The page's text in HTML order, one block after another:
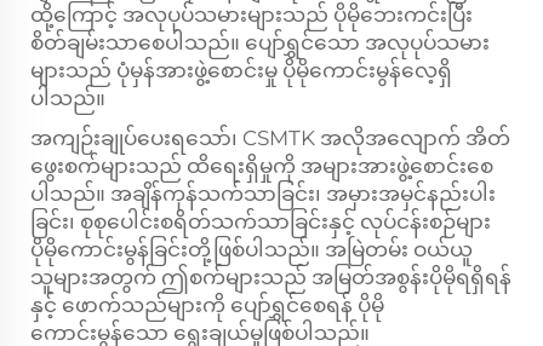
ထို့ကြောင့် အလုပုပ်သမားများသည် ပိုမိုဘေးကင်းပြီး
စိတ်ချမ်းသာစေပါသည်။ ပျော်ရွှင်သော အလုပုပ်သမား
များသည် ပုံမှန်အားဖွဲ့စောင်းမှု ပိုမိုကောင်းမွန်လေ့ရှိ
ပါသည်။
အကျဉ်းချုပ်ပေးရသော်၊ CSMTK အလိုအလျောက် အိတ်
ဖွေးစက်များသည် ထိရေးရှိမှုကို အများအားဖွဲ့စောင်းစေ
ပါသည်။ အချိန်ကုန်သက်သာခြင်း၊ အမှားအမှင်နည်းပါး
ခြင်း၊ စုစုပေါင်းစရိတ်သက်သာခြင်းနှင့် လုပ်ငန်းစဉ်များ
ပိုမိုကောင်းမွန်ခြင်းတို့ဖြစ်ပါသည်။ အမြဲတမ်း ဝယ်ယူ
သူများအတွက် ဤစက်များသည် အမြတ်အစွန်းပိုမိုရရှိရန်
နှင့် ဖောက်သည်များကို ပျော်ရွှင်စေရန် ပိုမို
ကောင်းမွန်သော ရွေးချယ်မှုဖြစ်ပါသည်။